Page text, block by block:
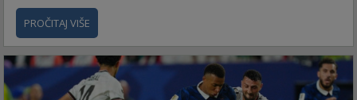
PROČITAJ VIŠE